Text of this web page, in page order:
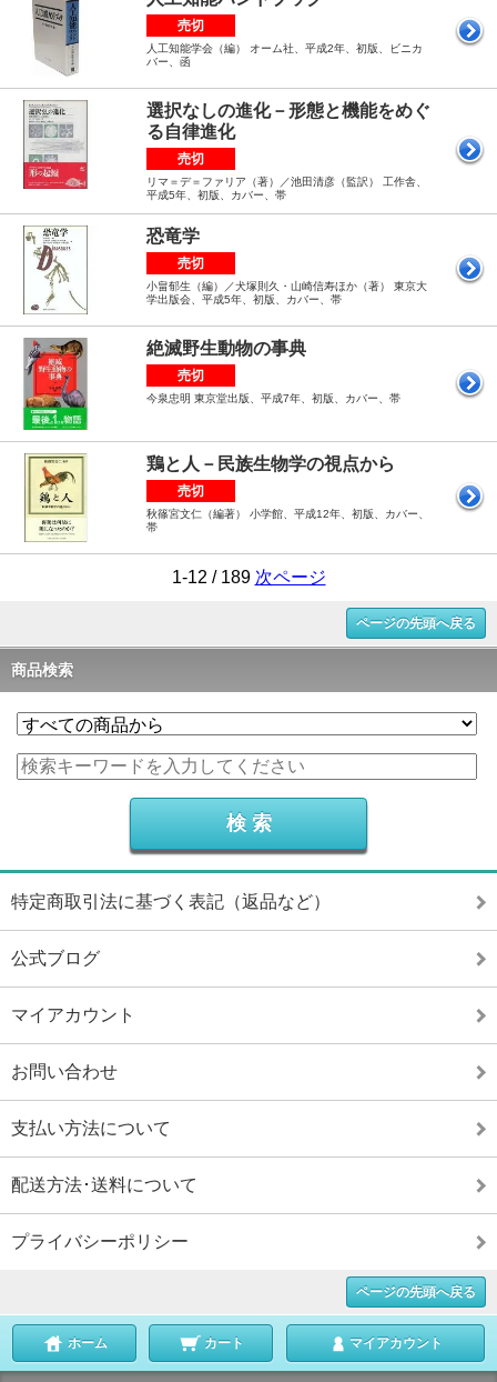
売切
人工知能学会（編） オーム社、平成2年、初版、ビニカ
バー、函
選択なしの進化－形態と機能をめぐ
る自律進化
売切
リマ＝デ＝ファリア（著）／池田清彦（監訳） 工作舎、
平成5年、初版、カバー、帯
恐竜学
売切
小畠郁生（編）／犬塚則久・山崎信寿ほか（著） 東京大
学出版会、平成5年、初版、カバー、帯
絶滅野生動物の事典
売切
今泉忠明 東京堂出版、平成7年、初版、カバー、帯
鶏と人－民族生物学の視点から
売切
秋篠宮文仁（編著） 小学館、平成12年、初版、カバー、
帯
1-12 / 189 次ページ
ページの先頭へ戻る
商品検索
特定商取引法に基づく表記（返品など）
公式ブログ
マイアカウント
お問い合わせ
支払い方法について
配送方法･送料について
プライバシーポリシー
ページの先頭へ戻る
ホーム カート マイアカウント